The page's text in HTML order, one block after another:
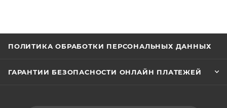
ПОЛИТИКА ОБРАБОТКИ ПЕРСОНАЛЬНЫХ ДАННЫХ
ГАРАНТИИ БЕЗОПАСНОСТИ ОНЛАЙН ПЛАТЕЖЕЙ